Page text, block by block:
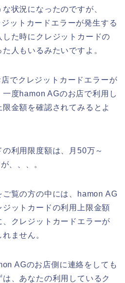
状況になったのですが、
ットカードエラーが発生する
した時にクレジットカードの
人もいるみたいですよ。
でクレジットカードエラーが
度hamon AGのお店で利用し
金額を確認されてみるとよ
利用限度額は、月50万～
、、、。
ご覧の方の中には、hamon AG
ットカードの利用上限金額
クレジットカードエラーが
ません。
AGのお店側に連絡をしても
、あなたの利用しているク